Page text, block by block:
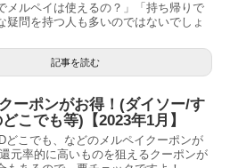
メルペイは使えるの？」「持ち帰りで
疑問を持つ人も多いのではないでしょ
記事を読む
ーポンがお得！(ダイソー/す
こでも等)【2023年1月】
どこでも、などのメルペイクーポンが
元率的に高いものを狙えるクーポンが